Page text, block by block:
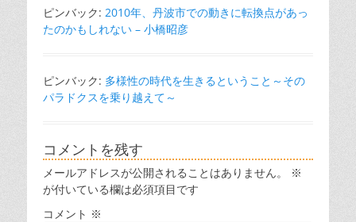
ン
ピンバック: 2010年、丹波市での動きに転換点があっ
たのかもしれない – 小橋昭彦
ピンバック: 多様性の時代を生きるということ～その
パラドクスを乗り越えて～
コメントを残す
メールアドレスが公開されることはありません。
※
が付いている欄は必須項目です
コメント ※